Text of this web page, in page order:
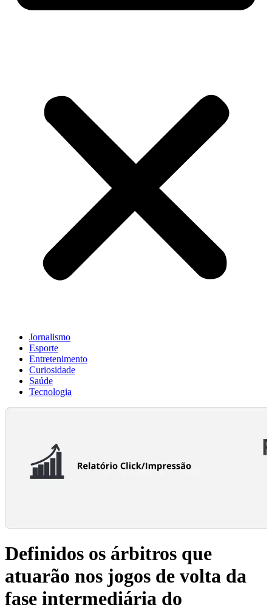
Jornalismo
Esporte
Entretenimento
Curiosidade
Saúde
Tecnologia
Definidos os árbitros que
atuarão nos jogos de volta da
fase intermediária do